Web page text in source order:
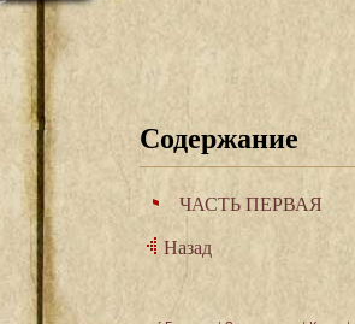
Содержание
ЧАСТЬ ПЕРВАЯ
Назад